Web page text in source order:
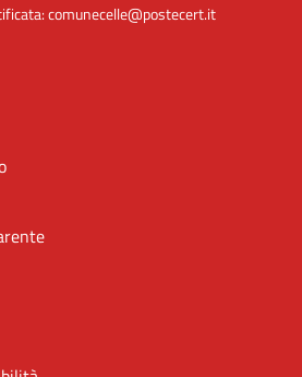
comunecelle@postecert.it